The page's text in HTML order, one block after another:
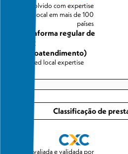
Desenvolvido com expertise
legal local em mais de 100
países
Plataforma regular de
AOR
(autoatendimento)
Limited local expertise
Classificação de
Avaliada e validada por